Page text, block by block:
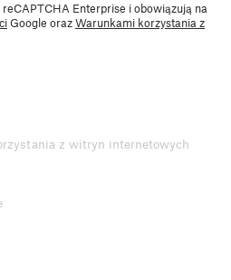
Enterprise i obowiązują na
Google orazWarunkami korzystania z
z witryn internetowych